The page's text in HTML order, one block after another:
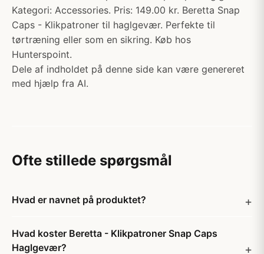
Kategori: Accessories. Pris: 149.00 kr. Beretta Snap
Caps - Klikpatroner til haglgevær. Perfekte til
tørtræning eller som en sikring. Køb hos
Hunterspoint.
Dele af indholdet på denne side kan være genereret
med hjælp fra AI.
Ofte stillede spørgsmål
Hvad er navnet på produktet?
Hvad koster Beretta - Klikpatroner Snap Caps
Haglgevær?